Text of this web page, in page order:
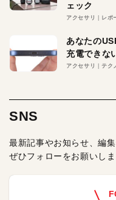
ェック
アクセサリ レポ
あなたの
充電できな
アクセサリ テク
SNS
最新記事やお知らせ、編
ぜひフォローをお願いしま